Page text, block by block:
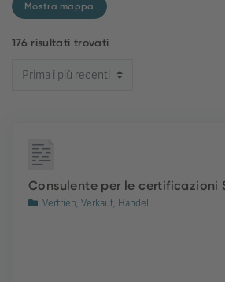
Mostra mappa
176 risultati trovati
Consulente per le certificazioni
Vertrieb, Verkauf, Handel